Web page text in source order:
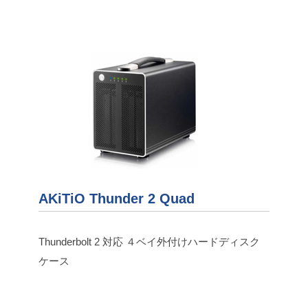
AKiTiO Thunder 2 Quad
Thunderbolt 2 対応 ４ベイ外付けハードディスク
ケース